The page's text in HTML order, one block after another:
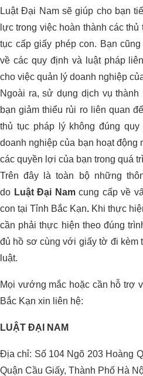
Luật Đại Nam sẽ giúp cho bạn
lực trong việc hoàn thành các
tục cấp giấy phép con. Bạn
về các quy định và luật pháp
cho việc quản lý doanh nghiệp
Ngoài ra, sử dụng dịch vụ
bạn giảm thiểu rủi ro liên quan
thủ tục pháp lý không đúng
doanh nghiệp của bạn hoạt động
các quyền lợi của bạn trong quá
Trên đây là toàn bộ những
do Luật Đại Namcung cấp về
con tại Tỉnh Bắc Kạn. Khi thực
cần phải thực hiện theo đúng
đủ hồ sơ cùng với giấy tờ đi kèm
luật.
Mọi vướng mắc hoặc cần hỗ trợ
Bắc Kạn xin liên hệ:
LUẬT ĐẠI NAM
Địa chỉ: Số 104 Ngõ 203 Hoàng
Quận Cầu Giấy, Thành Phố Hà